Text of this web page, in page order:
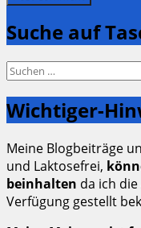
Suche auf
Suchen
Wichtiger-
Meine Blogbeiträge
und Laktosefrei,
beinhalten da ich
Verfügung gestellt